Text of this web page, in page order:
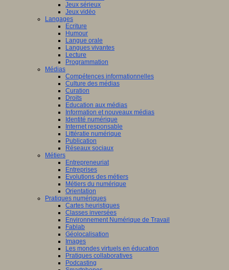
Jeux sérieux
Jeux vidéo
Langages
Ecriture
Humour
Langue orale
Langues vivantes
Lecture
Programmation
Médias
Compétences informationnelles
Culture des médias
Curation
Droits
Education aux médias
Information et nouveaux médias
Identité numérique
Internet responsable
Littératie numérique
Publication
Réseaux sociaux
Métiers
Entrepreneuriat
Entreprises
Evolutions des métiers
Métiers du numérique
Orientation
Pratiques numériques
Cartes heuristiques
Classes inversées
Environnement Numérique de Travail
Fablab
Géolocalisation
Images
Les mondes virtuels en éducation
Pratiques collaboratives
Podcasting